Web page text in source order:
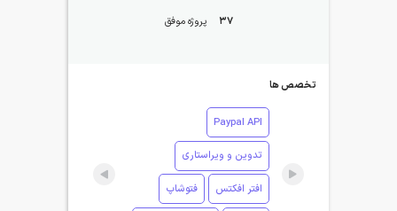
37 پروژه موفق
تخصص ها
Paypal API
تدوین و ویراستاری
افتر افکتس فتوشاپ